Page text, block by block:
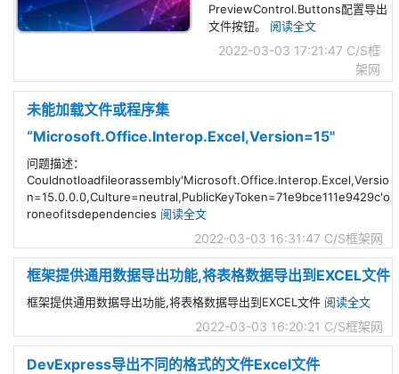
PreviewControl.Buttons配置导出
文件按钮。 阅读全文
2022-03-03 17:21:47 C/S框
架网
未能加载文件或程序集
“Microsoft.Office.Interop.Excel,Version=15"
问题描述：
Couldnotloadfileorassembly'Microsoft.Office.Interop.Excel,Versio
n=15.0.0.0,Culture=neutral,PublicKeyToken=71e9bce111e9429c'o
roneofitsdependencies 阅读全文
2022-03-03 16:31:47 C/S框架网
框架提供通用数据导出功能,将表格数据导出到EXCEL文件
框架提供通用数据导出功能,将表格数据导出到EXCEL文件 阅读全文
2022-03-03 16:20:21 C/S框架网
DevExpress导出不同的格式的文件Excel文件